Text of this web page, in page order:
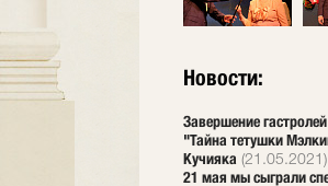
Новости:
Завершение
"Тайна тетушки
Кучияка (21.05.2021)
21 мая мы сыграли